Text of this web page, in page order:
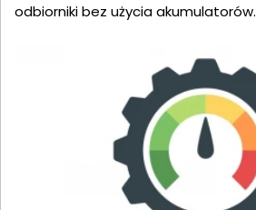
odbiorniki bez użycia akumulatorów.